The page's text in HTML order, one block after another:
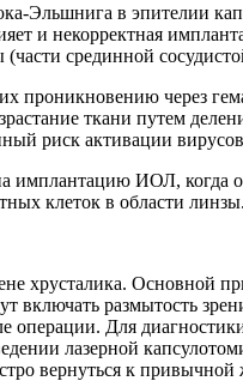
Эльшнига в эпителии
и некорректная
срединной
проникновению через
ткани путем
риск активации
имплантацию ИОЛ,
клеток в области линзы.
хрусталика. Основной
размытость
операции. Для
лазерной
вернуться к привычной